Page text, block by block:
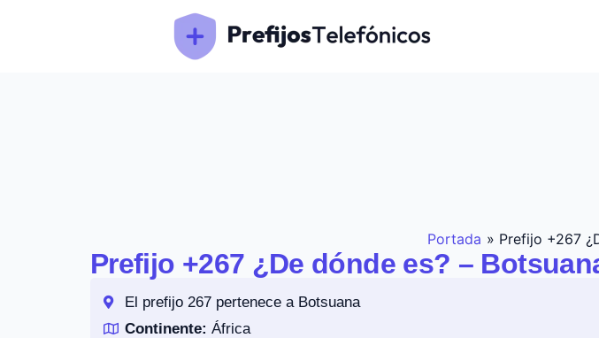
Portada » Prefijo +267
Prefijo +267 ¿De dónde es? –
El prefijo 267 pertenece a Botsuana
Continente: África